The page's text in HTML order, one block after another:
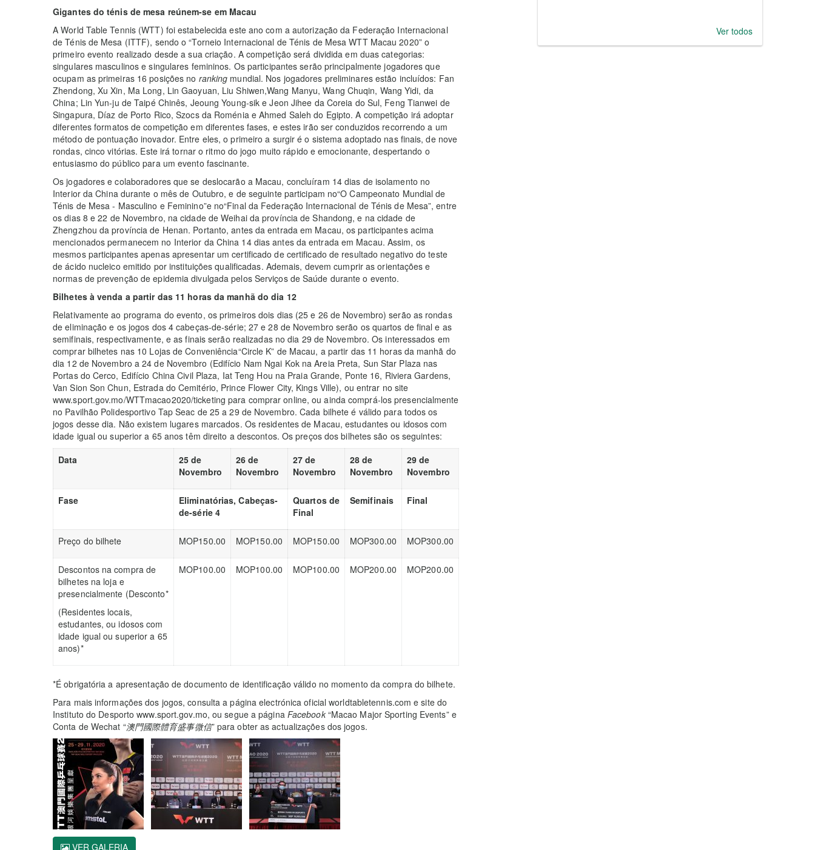
Gigantes do ténis de mesa reúnem-se em Macau
A World Table Tennis (WTT) foi estabelecida este ano com a autorização da Federação Internacional
de Ténis de Mesa (ITTF), sendo o “Torneio Internacional de Ténis de Mesa WTT Macau 2020” o
primeiro evento realizado desde a sua criação. A competição será dividida em duas categorias:
singulares masculinos e singulares femininos. Os participantes serão principalmente jogadores que
ocupam as primeiras 16 posições no ranking mundial. Nos jogadores preliminares estão incluídos: Fan
Zhendong, Xu Xin, Ma Long, Lin Gaoyuan, Liu Shiwen,Wang Manyu, Wang Chuqin, Wang Yidi, da
China; Lin Yun-ju de Taipé Chinês, Jeoung Young-sik e Jeon Jihee da Coreia do Sul, Feng Tianwei de
Singapura, Díaz de Porto Rico, Szocs da Roménia e Ahmed Saleh do Egipto. A competição irá adoptar
diferentes formatos de competição em diferentes fases, e estes irão ser conduzidos recorrendo a um
método de pontuação inovador. Entre eles, o primeiro a surgir é o sistema adoptado nas finais, de nove
rondas, cinco vitórias. Este irá tornar o ritmo do jogo muito rápido e emocionante, despertando o
entusiasmo do público para um evento fascinante.
Os jogadores e colaboradores que se deslocarão a Macau, concluíram 14 dias de isolamento no
Interior da China durante o mês de Outubro, e de seguinte participam no“O Campeonato Mundial de
Ténis de Mesa - Masculino e Feminino”e no“Final da Federação Internacional de Ténis de Mesa”, entre
os dias 8 e 22 de Novembro, na cidade de Weihai da província de Shandong, e na cidade de
Zhengzhou da província de Henan. Portanto, antes da entrada em Macau, os participantes acima
mencionados permanecem no Interior da China 14 dias antes da entrada em Macau. Assim, os
mesmos participantes apenas apresentar um certificado de certificado de resultado negativo do teste
de ácido nucleico emitido por instituições qualificadas. Ademais, devem cumprir as orientações e
normas de prevenção de epidemia divulgada pelos Serviços de Saúde durante o evento.
Bilhetes à venda a partir das 11 horas da manhã do dia 12
Relativamente ao programa do evento, os primeiros dois dias (25 e 26 de Novembro) serão as rondas
de eliminação e os jogos dos 4 cabeças-de-série; 27 e 28 de Novembro serão os quartos de final e as
semifinais, respectivamente, e as finais serão realizadas no dia 29 de Novembro. Os interessados em
comprar bilhetes nas 10 Lojas de Conveniência“Circle K” de Macau, a partir das 11 horas da manhã do
dia 12 de Novembro a 24 de Novembro (Edifício Nam Ngai Kok na Areia Preta, Sun Star Plaza nas
Portas do Cerco, Edifício China Civil Plaza, Iat Teng Hou na Praia Grande, Ponte 16, Riviera Gardens,
Van Sion Son Chun, Estrada do Cemitério, Prince Flower City, Kings Ville), ou entrar no site
www.sport.gov.mo/WTTmacao2020/ticketing para comprar online, ou ainda comprá-los presencialmente
no Pavilhão Polidesportivo Tap Seac de 25 a 29 de Novembro. Cada bilhete é válido para todos os
jogos desse dia. Não existem lugares marcados. Os residentes de Macau, estudantes ou idosos com
idade igual ou superior a 65 anos têm direito a descontos. Os preços dos bilhetes são os seguintes:
Data
25 de
Novembro
26 de
Novembro
27 de
Novembro
28 de
Novembro
29 de
Novembro
Fase
Eliminatórias, Cabeças-
de-série 4
Quartos de
Final
Semifinais Final
Preço do bilhete MOP150.00 MOP150.00 MOP150.00 MOP300.00 MOP300.00
Descontos na compra de
bilhetes na loja e
presencialmente (Desconto*
(Residentes locais,
estudantes, ou idosos com
idade igual ou superior a 65
anos)*
MOP100.00 MOP100.00 MOP100.00 MOP200.00 MOP200.00
*É obrigatória a apresentação de documento de identificação válido no momento da compra do bilhete.
Para mais informações dos jogos, consulta a página electrónica oficial worldtabletennis.com e site do
Instituto do Desporto www.sport.gov.mo, ou segue a página Facebook“Macao Major Sporting Events” e
Conta de Wechat “澳門國際體育盛事微信” para obter as actualizações dos jogos.
VER GALERIA
Ver todos